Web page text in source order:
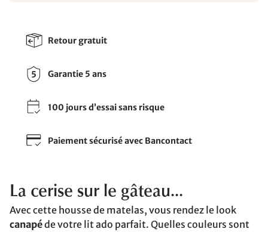
Retour gratuit
Garantie 5 ans
100 jours d’essai sans risque
Paiement sécurisé avec Bancontact
La cerise sur le gâteau...
Avec cette housse de matelas, vous rendez le look
canapéde votre lit ado parfait. Quelles couleurs sont